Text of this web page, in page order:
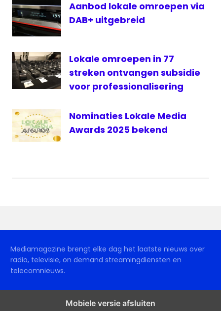
VTM
Aanbod lokale omroepen via
DAB+ uitgebreid
Lokale omroepen in 77
streken ontvangen subsidie
voor professionalisering
Nominaties Lokale Media
Awards 2025 bekend
Mediamagazine brengt elke dag het laatste nieuws over
radio, televisie, on demand streamingdiensten en
telecomnieuws.
Mobiele versie afsluiten